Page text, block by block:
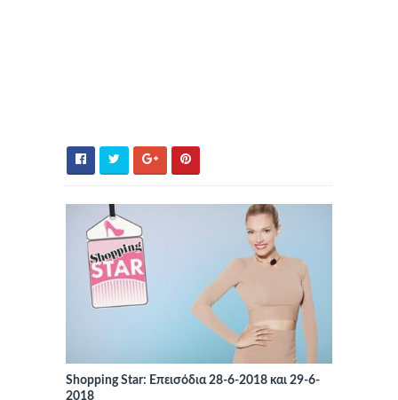
Shopping Star: Επεισόδια 28-6-2018 και 29-6-
2018